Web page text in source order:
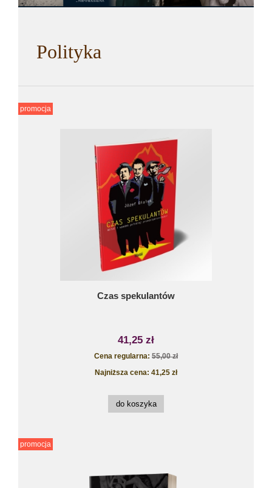
Polityka
Czas spekulantów
41,25 zł
Cena regularna: 55,00 zł
Najniższa cena: 41,25 zł
do koszyka
promocja
promocja